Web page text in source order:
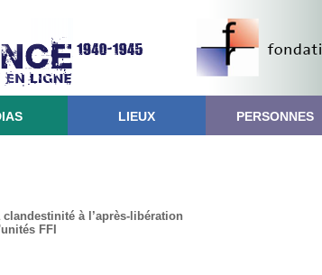
LIEUX PERSONNES
à l’après-libération
FFI